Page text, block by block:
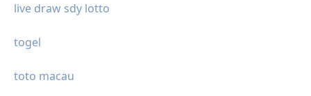
live draw sdy lotto
togel
toto macau